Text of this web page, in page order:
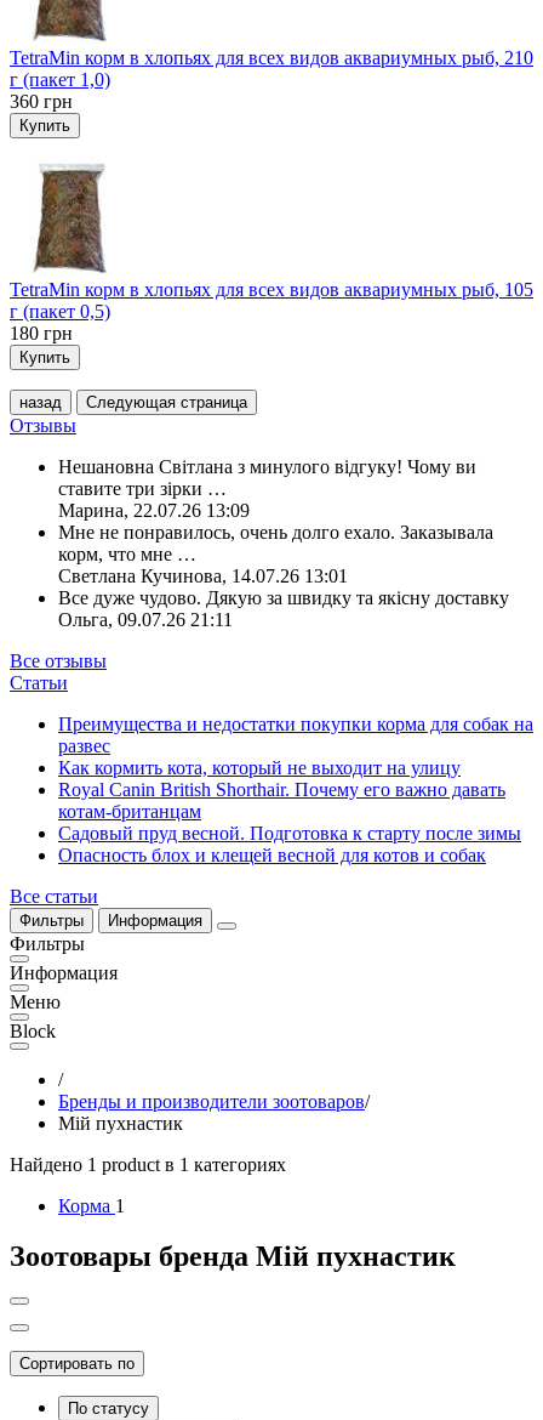
TetraMin корм в хлопьях для всех видов аквариумных рыб, 210
г (пакет 1,0)
360 грн
Купить
TetraMin корм в хлопьях для всех видов аквариумных рыб, 105
г (пакет 0,5)
180 грн
Купить
назад Следующая страница
Отзывы
Нешановна Світлана з минулого відгуку! Чому ви
ставите три зірки …
Марина, 22.07.26 13:09
Мне не понравилось, очень долго ехало. Заказывала
корм, что мне …
Светлана Кучинова, 14.07.26 13:01
Все дуже чудово. Дякую за швидку та якісну доставку
Ольга, 09.07.26 21:11
Все отзывы
Статьи
Преимущества и недостатки покупки корма для собак на
развес
Как кормить кота, который не выходит на улицу
Royal Canin British Shorthair. Почему его важно давать
котам-британцам
Садовый пруд весной. Подготовка к старту после зимы
Опасность блох и клещей весной для котов и собак
Все статьи
Фильтры Информация
Фильтры
Информация
Меню
Block
/
Бренды и производители зоотоваров/
Мій пухнастик
Найдено 1 product в 1 категориях
Корма 1
Зоотовары бренда Мій пухнастик
Сортировать по
По статусу